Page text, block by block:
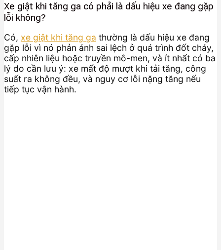
Xe giật khi tăng ga có phải là dấu hiệu xe đang gặp
lỗi không?
Có, xe giật khi tăng ga thường là dấu hiệu xe đang
gặp lỗi vì nó phản ánh sai lệch ở quá trình đốt cháy,
cấp nhiên liệu hoặc truyền mô-men, và ít nhất có ba
lý do cần lưu ý: xe mất độ mượt khi tải tăng, công
suất ra không đều, và nguy cơ lỗi nặng tăng nếu
tiếp tục vận hành.